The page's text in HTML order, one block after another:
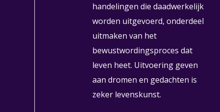
handelingen die daadwerkelijk
worden uitgevoerd, onderdeel
uitmaken van het
bewustwordingsproces dat
leven heet. Uitvoering geven
aan dromen en gedachten is
zeker levenskunst.